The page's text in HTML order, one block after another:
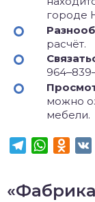
городе
расчёт.
можно
мебели.
Telegram